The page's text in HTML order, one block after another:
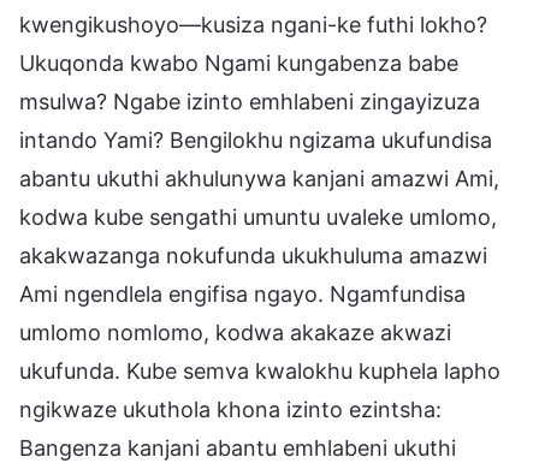
kwengikushoyo—kusiza ngani-ke futhi lokho?
Ukuqonda kwabo Ngami kungabenza babe
msulwa? Ngabe izinto emhlabeni zingayizuza
intando Yami? Bengilokhu ngizama ukufundisa
abantu ukuthi akhulunywa kanjani amazwi Ami,
kodwa kube sengathi umuntu uvaleke umlomo,
akakwazanga nokufunda ukukhuluma amazwi
Ami ngendlela engifisa ngayo. Ngamfundisa
umlomo nomlomo, kodwa akakaze akwazi
ukufunda. Kube semva kwalokhu kuphela lapho
ngikwaze ukuthola khona izinto ezintsha:
Bangenza kanjani abantu emhlabeni ukuthi